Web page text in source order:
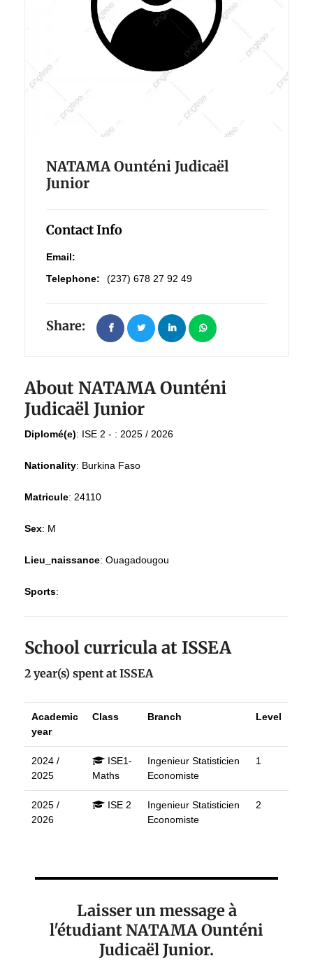
NATAMA Ounténi Judicaël
Junior
Contact Info
Email:
Telephone:
(237) 678 27 92 49
Share:
About NATAMA Ounténi
Judicaël Junior
Diplomé(e): ISE 2 - : 2025 / 2026
Nationality: Burkina Faso
Matricule: 24110
Sex: M
Lieu_naissance: Ouagadougou
Sports:
School curricula at ISSEA
2 year(s) spent at ISSEA
Academic
year
Class Branch Level
2024 /
2025
ISE1-
Maths
Ingenieur Statisticien
Economiste
1
2025 /
2026
ISE 2
Ingenieur Statisticien
Economiste
2
Laisser un message à
l'étudiant NATAMA Ounténi
Judicaël Junior.